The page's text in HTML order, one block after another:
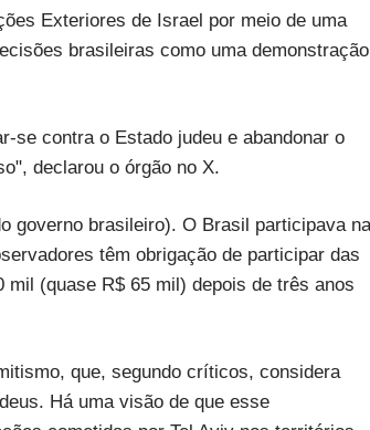
Exteriores de Israel por meio de uma
brasileiras como uma demonstração
se contra o Estado judeu e abandonar o
declarou o órgão no X.
governo brasileiro). O Brasil participava na
têm obrigação de participar das
mil (quase R$ 65 mil) depois de três anos
que, segundo críticos, considera
Há uma visão de que esse